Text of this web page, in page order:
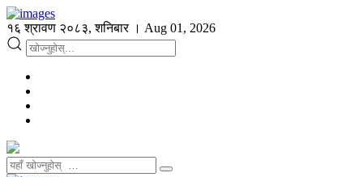
१६ श्रावण २०८३, शनिबार । Aug 01, 2026